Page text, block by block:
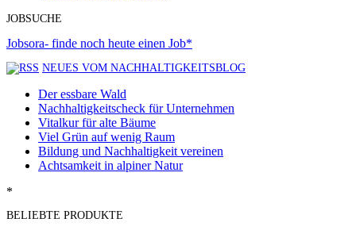
JOBSUCHE
Jobsora- finde noch heute einen Job*
NEUES VOM NACHHALTIGKEITSBLOG
Der essbare Wald
Nachhaltigkeitscheck für Unternehmen
Vitalkur für alte Bäume
Viel Grün auf wenig Raum
Bildung und Nachhaltigkeit vereinen
Achtsamkeit in alpiner Natur
*
BELIEBTE PRODUKTE